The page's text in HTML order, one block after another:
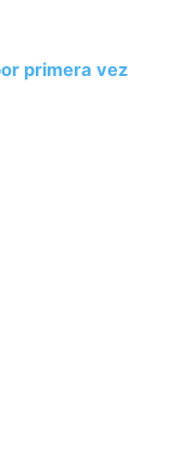
primera vez